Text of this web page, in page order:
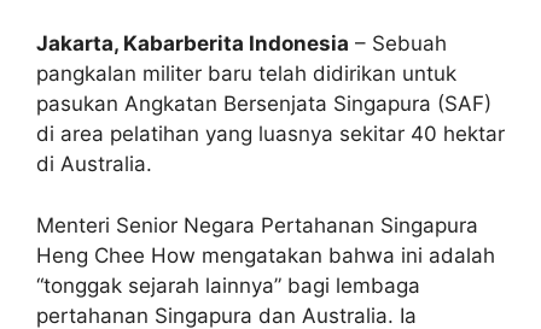
Jakarta, Kabarberita Indonesia – Sebuah
pangkalan militer baru telah didirikan untuk
pasukan Angkatan Bersenjata Singapura (SAF)
di area pelatihan yang luasnya sekitar 40 hektar
di Australia.
Menteri Senior Negara Pertahanan Singapura
Heng Chee How mengatakan bahwa ini adalah
“tonggak sejarah lainnya” bagi lembaga
pertahanan Singapura dan Australia. Ia